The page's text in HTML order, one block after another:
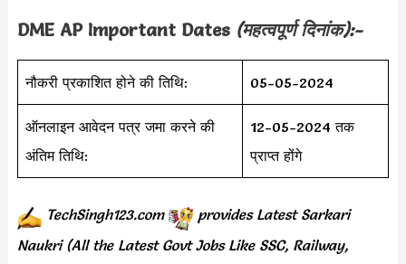
DME AP Important Dates (महत्वपूर्ण दिनांक):-
नौकरी प्रकाशित होने की तिथि: 05-05-2024
ऑनलाइन आवेदन पत्र जमा करने की
अंतिम तिथि:
12-05-2024 तक
प्राप्त होंगे
TechSingh123.com provides Latest Sarkari
Naukri (All the Latest Govt Jobs Like SSC, Railway,